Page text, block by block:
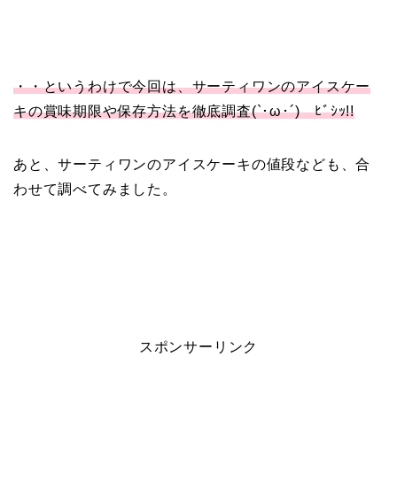
・・というわけで今回は、サーティワンのアイスケー
キの賞味期限や保存方法を徹底調査(`･ω･´)ゞﾋﾞｼｯ!!
あと、サーティワンのアイスケーキの値段なども、合
わせて調べてみました。
スポンサーリンク